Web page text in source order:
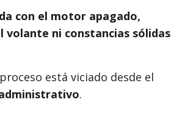
con el motor apagado,
ni constancias sólidas
está viciado desde el
.